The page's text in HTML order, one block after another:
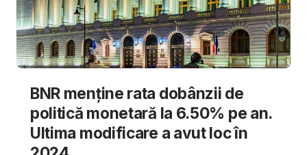
BNR menține rata dobânzii de
politică monetară la 6.50% pe an.
Ultima modificare a avut loc în